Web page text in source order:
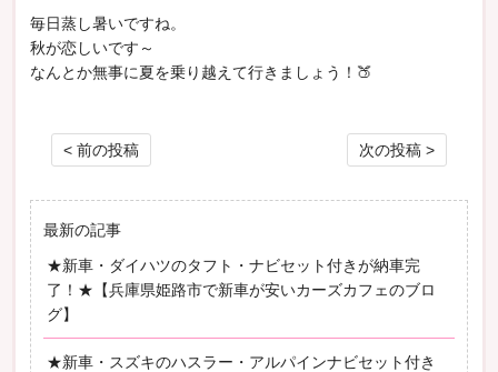
毎日蒸し暑いですね。
秋が恋しいです～
なんとか無事に夏を乗り越えて行きましょう！🍑
投稿ナビゲーション
< 前の投稿 次の投稿 >
最新の記事
★新車・ダイハツのタフト・ナビセット付きが納車完
了！★【兵庫県姫路市で新車が安いカーズカフェのブロ
グ】
★新車・スズキのハスラー・アルパインナビセット付き